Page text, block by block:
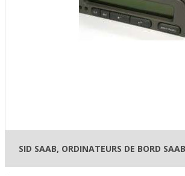
SID SAAB, ORDINATEURS DE BORD